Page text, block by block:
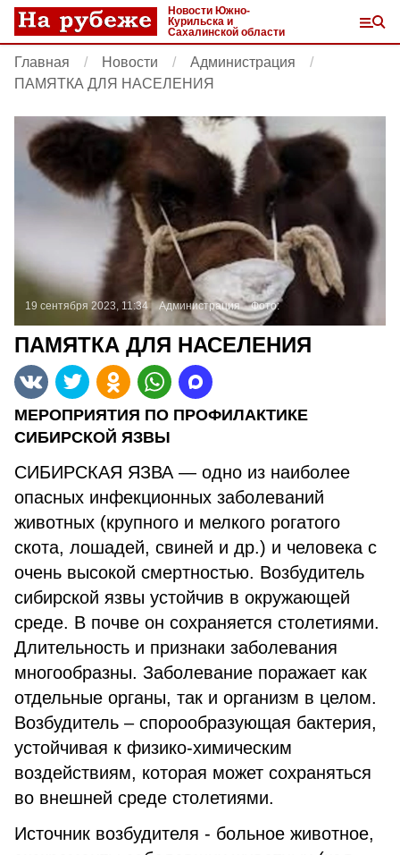
Новости Южно-
Курильска и
Сахалинской области
Главная Новости
Администрация
ПАМЯТКА ДЛЯ НАСЕЛЕНИЯ
19 сентября 2023, 11:34 Администрация Фото:
ПАМЯТКА ДЛЯ НАСЕЛЕНИЯ
МЕРОПРИЯТИЯ ПО ПРОФИЛАКТИКЕ
СИБИРСКОЙ ЯЗВЫ
СИБИРСКАЯ ЯЗВА — одно из наиболее
опасных инфекционных заболеваний
животных (крупного и мелкого рогатого
скота, лошадей, свиней и др.) и человека с
очень высокой смертностью. Возбудитель
сибирской язвы устойчив в окружающей
среде. В почве он сохраняется столетиями.
Длительность и признаки заболевания
многообразны. Заболевание поражает как
отдельные органы, так и организм в целом.
Возбудитель – спорообразующая бактерия,
устойчивая к физико-химическим
воздействиям, которая может сохраняться
во внешней среде столетиями.
Источник возбудителя - больное животное,